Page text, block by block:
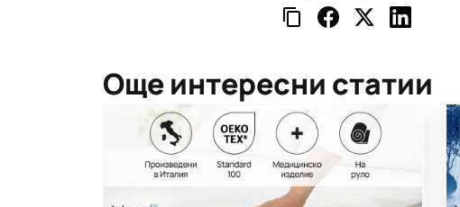
Още интересни статии